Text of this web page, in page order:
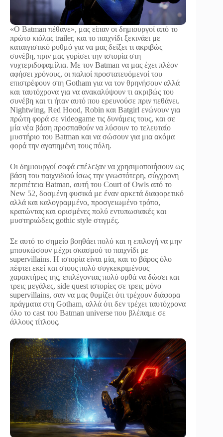
«Ο Batman πέθανε», μας είπαν οι δημιουργοί από το
πρώτο κιόλας trailer, και το παιχνίδι ξεκινάει με
καταιγιστικό ρυθμό για να μας δείξει τι ακριβώς
συνέβη, πριν μας γυρίσει την ιστορία στη
νυχτεριδοφαμίλια. Με τον Batman να μας έχει πλέον
αφήσει χρόνους, οι παλιοί προστατευόμενοί του
επιστρέφουν στη Gotham για να τον θρηνήσουν αλλά
και ταυτόχρονα για να ανακαλύψουν τι ακριβώς του
συνέβη και τι ήταν αυτό που ερευνούσε πριν πεθάνει.
Nightwing, Red Hood, Robin και Batgirl ενώνουν για
πρώτη φορά σε videogame τις δυνάμεις τους, και σε
μία νέα βάση προσπαθούν να λύσουν το τελευταίο
μυστήριο του Batman και να σώσουν για μια ακόμα
φορά την αγαπημένη τους πόλη.
Οι δημιουργοί σοφά επέλεξαν να χρησιμοποιήσουν ως
βάση του παιχνιδιού ίσως την γνωστότερη, σύγχρονη
περιπέτεια Batman, αυτή του Court of Owls από το
New 52, δοσμένη φυσικά με έναν αρκετά διαφορετικό
αλλά και καλογραμμένο, προσγειωμένο τρόπο,
κρατώντας και ορισμένες πολύ εντυπωσιακές και
μυστηριώδεις gothic style στιγμές.
Σε αυτό το σημείο βοηθάει πολύ και η επιλογή να μην
μπουκώσουν μέχρι σκασμού το παιχνίδι με
supervillains. H ιστορία είναι μία, και το βάρος όλο
πέφτει εκεί και στους πολύ συγκεκριμένους
χαρακτήρες της, επιλέγοντας πολύ ορθά να δώσει και
τρεις μεγάλες, side quest ιστορίες σε τρεις μόνο
supervillains, σαν να μας θυμίζει ότι τρέχουν διάφορα
πράγματα στη Gotham, αλλά ότι δεν τρέχει ταυτόχρονα
όλο το cast του Batman universe που βλέπαμε σε
άλλους τίτλους.